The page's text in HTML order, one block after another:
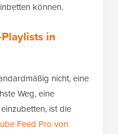
können.
in
nicht, eine
Weg, eine
ist die
Feed Pro von